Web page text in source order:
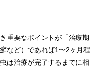
重要なポイントが「治療期
など）であれば1〜2ヶ月程
は治療が完了するまでに相